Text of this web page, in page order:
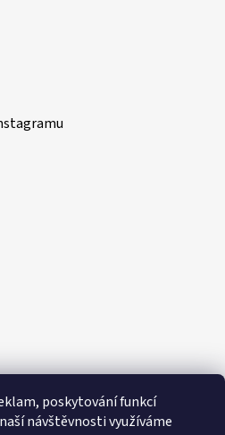
poskytování funkcí
návštěvnosti využíváme